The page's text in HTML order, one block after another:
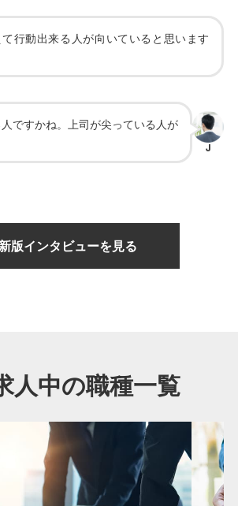
行動出来る人が向いていると思います
ですかね。上司が尖っている人が
J
版インタビューを見る
人中の職種一覧